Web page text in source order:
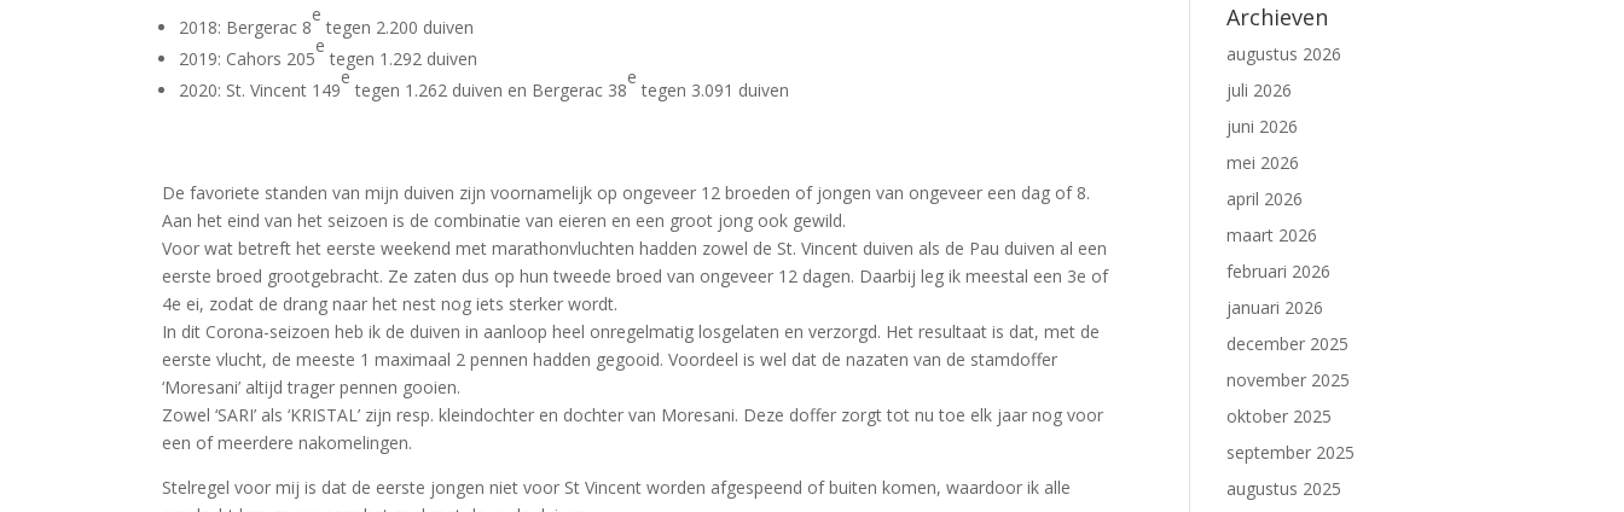
2018: Bergerac 8
e
tegen 2.200 duiven
2019: Cahors 205
e
tegen 1.292 duiven
2020: St. Vincent 149
e
tegen 1.262 duiven en Bergerac 38
e
tegen 3.091 duiven
De favoriete standen van mijn duiven zijn voornamelijk op ongeveer 12 broeden of jongen van ongeveer een dag of 8.
Aan het eind van het seizoen is de combinatie van eieren en een groot jong ook gewild.
Voor wat betreft het eerste weekend met marathonvluchten hadden zowel de St. Vincent duiven als de Pau duiven al een
eerste broed grootgebracht. Ze zaten dus op hun tweede broed van ongeveer 12 dagen. Daarbij leg ik meestal een 3e of
4e ei, zodat de drang naar het nest nog iets sterker wordt.
In dit Corona-seizoen heb ik de duiven in aanloop heel onregelmatig losgelaten en verzorgd. Het resultaat is dat, met de
eerste vlucht, de meeste 1 maximaal 2 pennen hadden gegooid. Voordeel is wel dat de nazaten van de stamdoffer
‘Moresani’ altijd trager pennen gooien.
Zowel ‘SARI’ als ‘KRISTAL’ zijn resp. kleindochter en dochter van Moresani. Deze doffer zorgt tot nu toe elk jaar nog voor
een of meerdere nakomelingen.
Stelregel voor mij is dat de eerste jongen niet voor St Vincent worden afgespeend of buiten komen, waardoor ik alle
Archieven
augustus 2026
juli 2026
juni 2026
mei 2026
april 2026
maart 2026
februari 2026
januari 2026
december 2025
november 2025
oktober 2025
september 2025
augustus 2025